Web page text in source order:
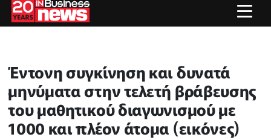
Έντονη συγκίνηση και δυνατά
μηνύματα στην τελετή βράβευσης
του μαθητικού διαγωνισμού με
1000 και πλέον άτομα (εικόνες)